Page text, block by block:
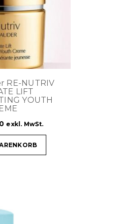
RE-NUTRIV
LIFT
YOUTH
exkl. MwSt.